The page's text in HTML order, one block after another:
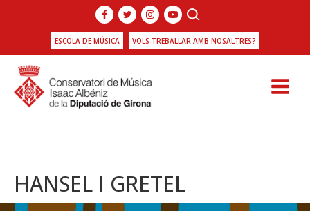
ESCOLA DE MÚSICA VOLS TREBALLAR AMB NOSALTRES?
HANSEL I GRETEL